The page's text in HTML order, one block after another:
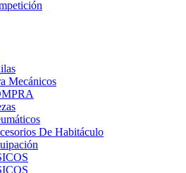
Mecánicos
De Habitáculo